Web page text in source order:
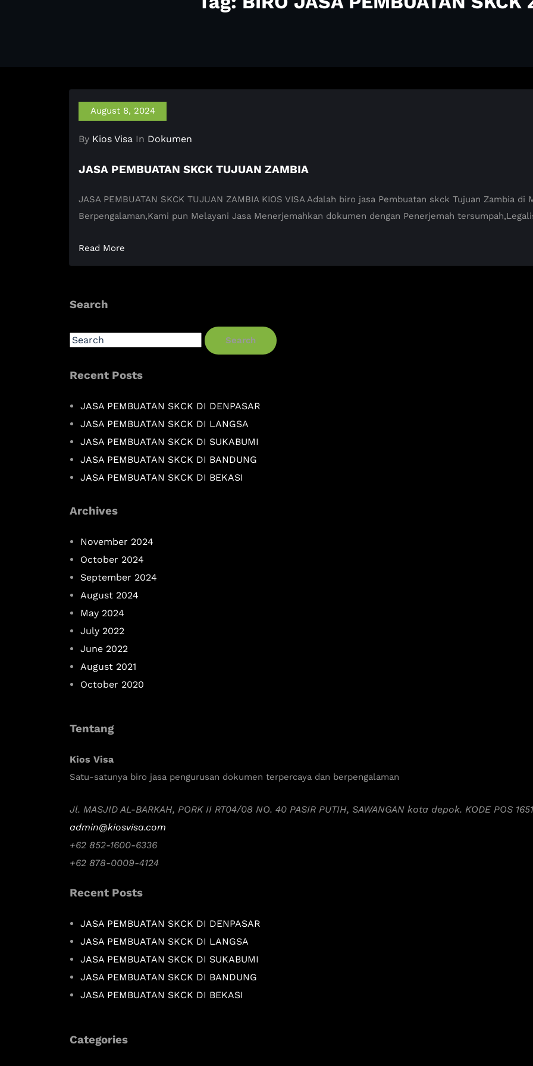
August 8, 2024
By Kios Visa In Dokumen
JASA PEMBUATAN SKCK TUJUAN ZAMBIA
JASA PEMBUATAN SKCK TUJUAN ZAMBIA KIOS VISA Adalah biro jasa Pembuatan skck Tujuan Zambia
Berpengalaman,Kami pun Melayani Jasa Menerjemahkan dokumen dengan Penerjemah
Read More
Search
Search
Recent Posts
JASA PEMBUATAN SKCK DI DENPASAR
JASA PEMBUATAN SKCK DI LANGSA
JASA PEMBUATAN SKCK DI SUKABUMI
JASA PEMBUATAN SKCK DI BANDUNG
JASA PEMBUATAN SKCK DI BEKASI
Archives
November 2024
October 2024
September 2024
August 2024
May 2024
July 2022
June 2022
August 2021
October 2020
Tentang
Kios Visa
Satu-satunya biro jasa pengurusan dokumen terpercaya dan berpengalaman
Jl. MASJID AL-BARKAH, PORK II RT04/08 NO. 40 PASIR PUTIH, SAWANGAN kota depok. KODE POS
admin@kiosvisa.com
+62 852-1600-6336
+62 878-0009-4124
Recent Posts
JASA PEMBUATAN SKCK DI DENPASAR
JASA PEMBUATAN SKCK DI LANGSA
JASA PEMBUATAN SKCK DI SUKABUMI
JASA PEMBUATAN SKCK DI BANDUNG
JASA PEMBUATAN SKCK DI BEKASI
Categories